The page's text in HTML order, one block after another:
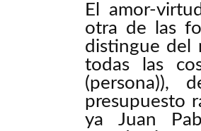
El amor-
otra de las
distingue del
todas las
(persona)),
presupuesto
ya Juan